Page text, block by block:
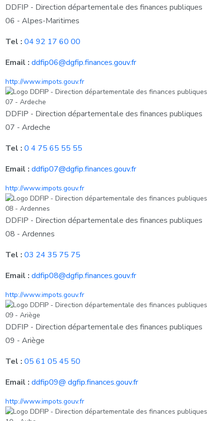
DDFIP - Direction départementale des finances publiques
06 - Alpes-Maritimes
Tel : 04 92 17 60 00
Email : ddfip06@dgfip.finances.gouv.fr
http://www.impots.gouv.fr
DDFIP - Direction départementale des finances publiques
07 - Ardeche
Tel : 0 4 75 65 55 55
Email : ddfip07@dgfip.finances.gouv.fr
http://www.impots.gouv.fr
DDFIP - Direction départementale des finances publiques
08 - Ardennes
Tel : 03 24 35 75 75
Email : ddfip08@dgfip.finances.gouv.fr
http://www.impots.gouv.fr
DDFIP - Direction départementale des finances publiques
09 - Ariège
Tel : 05 61 05 45 50
Email : ddfip09@ dgfip.finances.gouv.fr
http://www.impots.gouv.fr